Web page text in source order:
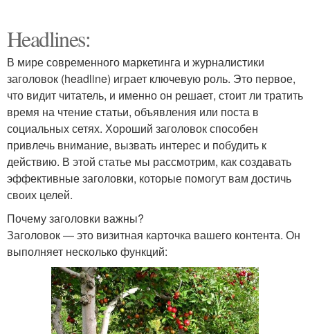
Headlines:
В мире современного маркетинга и журналистики
заголовок (headline) играет ключевую роль. Это первое,
что видит читатель, и именно он решает, стоит ли тратить
время на чтение статьи, объявления или поста в
социальных сетях. Хороший заголовок способен
привлечь внимание, вызвать интерес и побудить к
действию. В этой статье мы рассмотрим, как создавать
эффективные заголовки, которые помогут вам достичь
своих целей.
Почему заголовки важны?
Заголовок — это визитная карточка вашего контента. Он
выполняет несколько функций: